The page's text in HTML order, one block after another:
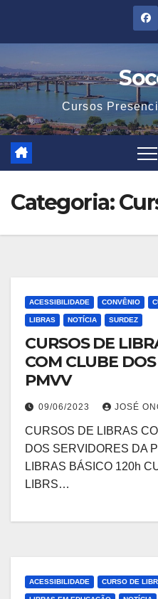
Cursos
Categoria:
ACESSIBILIDADE CONVÊNIO
LIBRAS NOTÍCIA SURDEZ
CURSOS DE
COM CLUBE
PMVV
09/06/2023 JOSÉ
CURSOS DE LIBRAS
DOS SERVIDORES DA
LIBRAS BÁSICO 120h
LIBRS…
ACESSIBILIDADE CURSO DE